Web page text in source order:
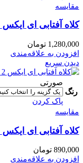
مقایسه
کلاه آفتابی ای ایکس 2 مدل 217
1,280,000 تومان
افزودن به علاقه‌مندی
دیدن سریع
رنگ
صورتی
پاک کردن
مقایسه
کلاه آفتابی ای ایکس 2 مدل 321
890,000 تومان
افزودن به علاقه‌مندی